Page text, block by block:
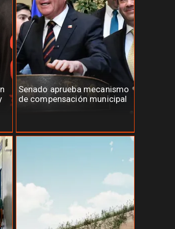
Senado aprueba mecanismo
de compensación municipal